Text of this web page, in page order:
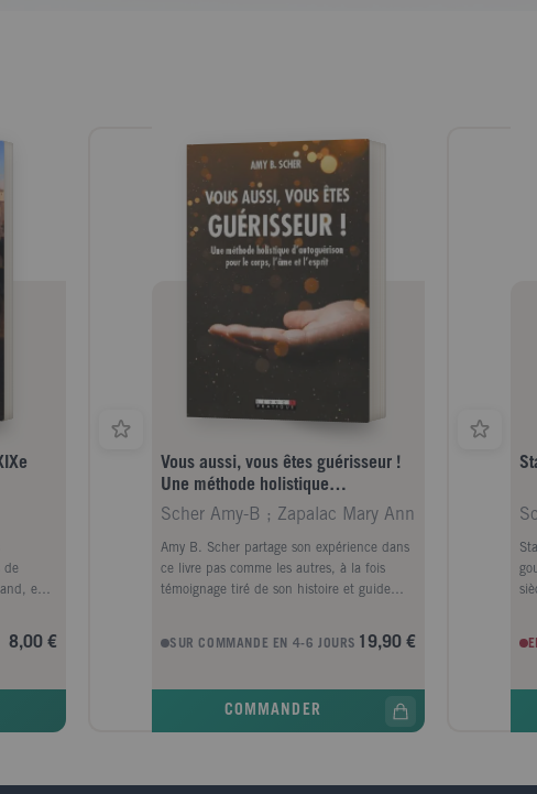
de
en
et
8,00 €
Vous aussi, vous êtes guérisseur !
Une méthode holistique
d’autoguérison pour le corps, l’âme
Scher Amy-B ; Zapalac Mary Ann
Amy B. Scher partage son expérience dans
ce livre pas comme les autres, à la fois
témoignage tiré de son histoire et guide
puisé en elle les ressources nécessaires
dans son livre le fruit de son cheminement
SUR COMMANDE EN 4-6 JOURS 19,90 €
COMMANDER